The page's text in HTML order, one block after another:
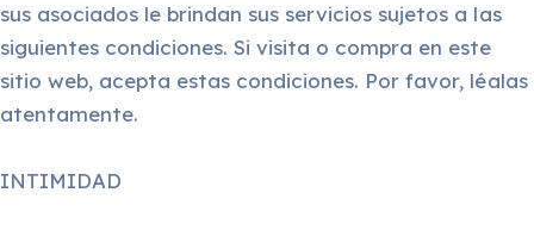
sus asociados le brindan sus servicios sujetos a las
siguientes condiciones. Si visita o compra en este
sitio web, acepta estas condiciones. Por favor, léalas
atentamente.
INTIMIDAD